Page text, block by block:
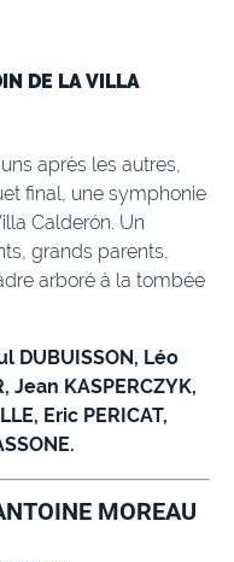
DE LA VILLA
après les autres,
final, une symphonie
Calderón. Un
grands parents,
arboré à la tombée
DUBUISSON, Léo
Jean KASPERCZYK,
Eric PERICAT,
MOREAU